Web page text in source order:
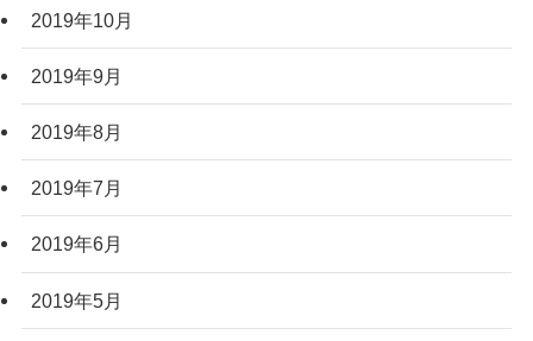
2019年10月
2019年9月
2019年8月
2019年7月
2019年6月
2019年5月